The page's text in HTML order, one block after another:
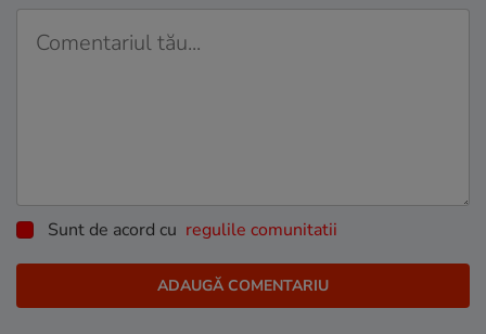
Sunt de acord cu regulile comunitatii